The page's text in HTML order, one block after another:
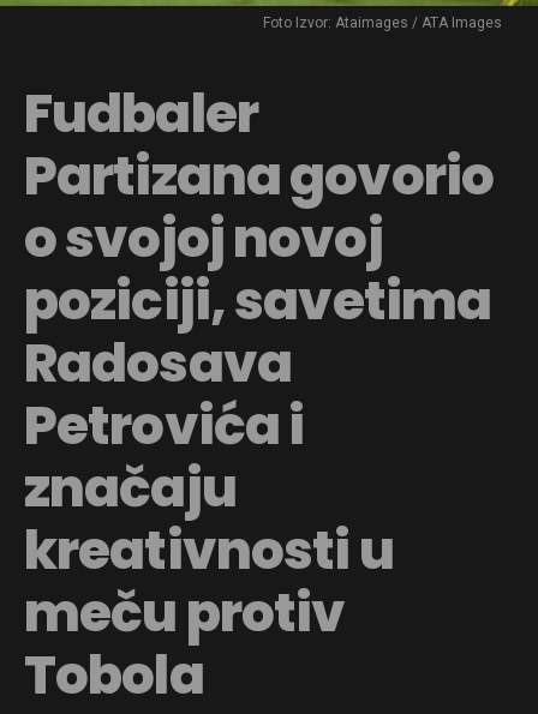
Foto Izvor: Ataimages / ATA Images
Fudbaler
Partizana govorio
o svojoj novoj
poziciji, savetima
Radosava
Petrovića i
značaju
kreativnosti u
meču protiv
Tobola